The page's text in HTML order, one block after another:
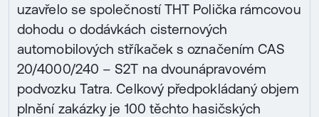
uzavřelo se společností THT Polička rámcovou
dohodu o dodávkách cisternových
automobilových stříkaček s označením CAS
20/4000/240 – S2T na dvounápravovém
podvozku Tatra. Celkový předpokládaný objem
plnění zakázky je 100 těchto hasičských